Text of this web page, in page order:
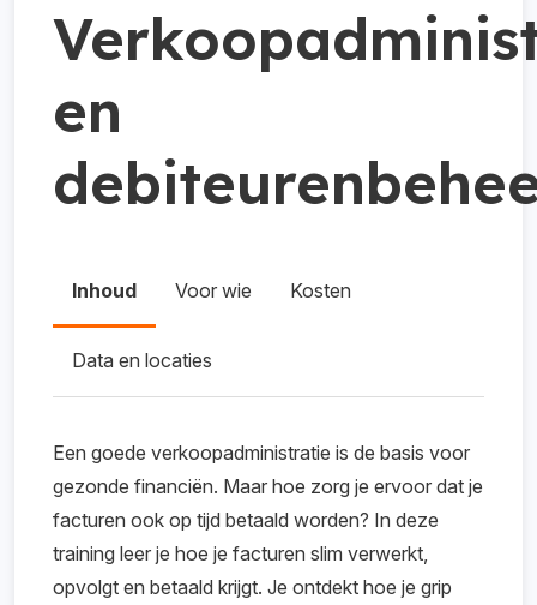
en
Inhoud Voor wie Kosten
Data en locaties
Een goede verkoopadministratie is de basis voor
gezonde financiën. Maar hoe zorg je ervoor dat je
facturen ook op tijd betaald worden? In deze
training leer je hoe je facturen slim verwerkt,
opvolgt en betaald krijgt. Je ontdekt hoe je grip